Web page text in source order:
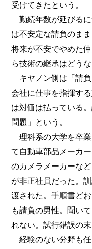
受けてきたという。
勤続年数が延びる
は不安定な請負のま
将来が不安でやめた
ら技術の継承はどう
キヤノン側は「請
会社に仕事を指揮す
は対価は払っている
問題」という。
理科系の大学を卒
て自動車部品メーカ
のカメラメーカーな
が非正社員だった。
渡された。手順書ど
も請負の男性。聞い
れない。試行錯誤の
経験のない分野も